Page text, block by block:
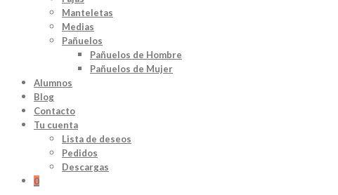
Manteletas
Medias
Pañuelos
Pañuelos de Hombre
Pañuelos de Mujer
Alumnos
Blog
Contacto
Tu cuenta
Lista de deseos
Pedidos
Descargas
0